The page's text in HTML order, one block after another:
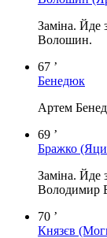
Заміна. Йде
Волошин.
67 ’
Бенедюк
Артем
69 ’
Бражко
Заміна. Йде
Володимир
70 ’
Князєв